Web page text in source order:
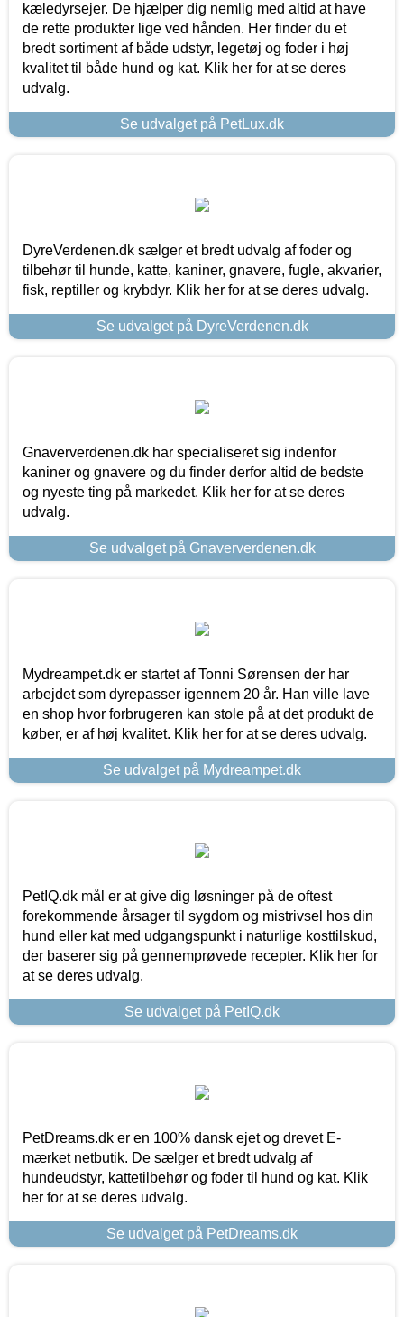
kæledyrsejer. De hjælper dig nemlig med altid at have
de rette produkter lige ved hånden. Her finder du et
bredt sortiment af både udstyr, legetøj og foder i høj
kvalitet til både hund og kat. Klik her for at se deres
udvalg.
Se udvalget på PetLux.dk
DyreVerdenen.dk sælger et bredt udvalg af foder og
tilbehør til hunde, katte, kaniner, gnavere, fugle, akvarier,
fisk, reptiller og krybdyr. Klik her for at se deres udvalg.
Se udvalget på DyreVerdenen.dk
Gnaververdenen.dk har specialiseret sig indenfor
kaniner og gnavere og du finder derfor altid de bedste
og nyeste ting på markedet. Klik her for at se deres
udvalg.
Se udvalget på Gnaververdenen.dk
Mydreampet.dk er startet af Tonni Sørensen der har
arbejdet som dyrepasser igennem 20 år. Han ville lave
en shop hvor forbrugeren kan stole på at det produkt de
køber, er af høj kvalitet. Klik her for at se deres udvalg.
Se udvalget på Mydreampet.dk
PetIQ.dk mål er at give dig løsninger på de oftest
forekommende årsager til sygdom og mistrivsel hos din
hund eller kat med udgangspunkt i naturlige kosttilskud,
der baserer sig på gennemprøvede recepter. Klik her for
at se deres udvalg.
Se udvalget på PetIQ.dk
PetDreams.dk er en 100% dansk ejet og drevet E-
mærket netbutik. De sælger et bredt udvalg af
hundeudstyr, kattetilbehør og foder til hund og kat. Klik
her for at se deres udvalg.
Se udvalget på PetDreams.dk